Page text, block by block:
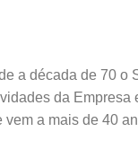
a década de 70 o
da
a mais de 40